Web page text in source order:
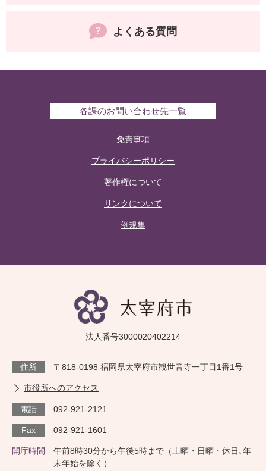
よくある質問
各課のお問い合わせ先一覧
免責事項
プライバシーポリシー
著作権について
リンクについて
例規集
法人番号3000020402214
住所 〒818-0198 福岡県太宰府市観世音寺一丁目1番1号
市役所へのアクセス
電話 092-921-2121
Fax 092-921-1601
開庁時間
午前8時30分から午後5時まで（土曜・日曜・休日､年
末年始を除く）